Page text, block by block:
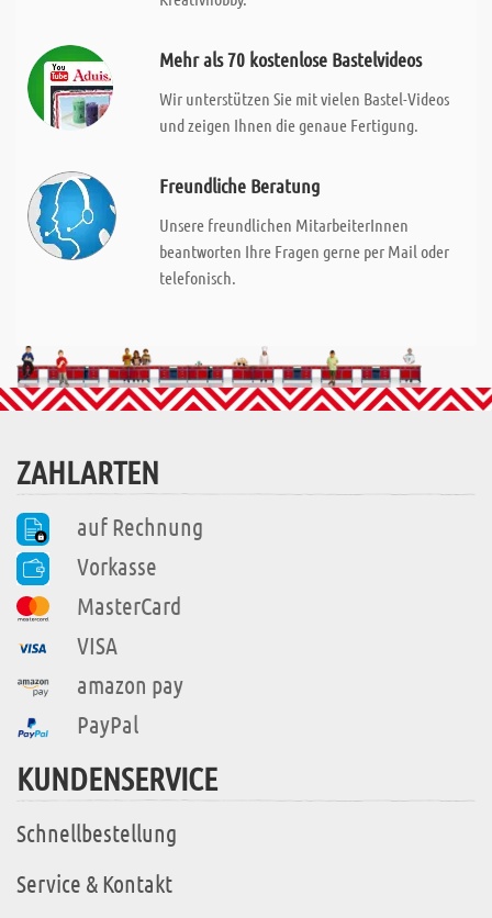
Mehr als 70 kostenlose Bastelvideos
Wir unterstützen Sie mit vielen Bastel-Videos
und zeigen Ihnen die genaue Fertigung.
Freundliche Beratung
Unsere freundlichen MitarbeiterInnen
beantworten Ihre Fragen gerne per Mail oder
telefonisch.
ZAHLARTEN
auf Rechnung
Vorkasse
MasterCard
VISA
amazon pay
PayPal
KUNDENSERVICE
Schnellbestellung
Service & Kontakt